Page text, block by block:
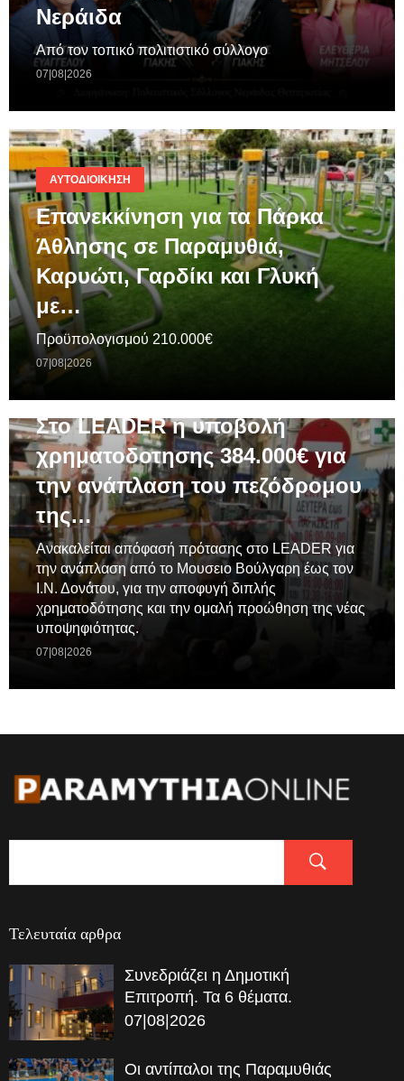
Νεράιδα
Από τον τοπικό πολιτιστικό σύλλογο
07|08|2026
ΑΥΤΟΔΙΟΊΚΗΣΗ
Επανεκκίνηση για τα Πάρκα
Άθλησης σε Παραμυθιά,
Καρυώτι, Γαρδίκι και Γλυκή
με…
Προϋπολογισμού 210.000€
07|08|2026
Στο LEADER η υποβολή
χρηματοδοτησης 384.000€ για
την ανάπλαση του πεζόδρομου
της…
Ανακαλείται απόφασή πρότασης στο LEADER για
την ανάπλαση από το Μουσειο Βούλγαρη έως τον
Ι.Ν. Δονάτου, για την αποφυγή διπλής
χρηματοδότησης και την ομαλή προώθηση της νέας
υποψηφιότητας.
07|08|2026
Τελευταία αρθρα
Συνεδριάζει η Δημοτική
Επιτροπή. Τα 6 θέματα.
07|08|2026
Οι αντίπαλοι της Παραμυθιάς